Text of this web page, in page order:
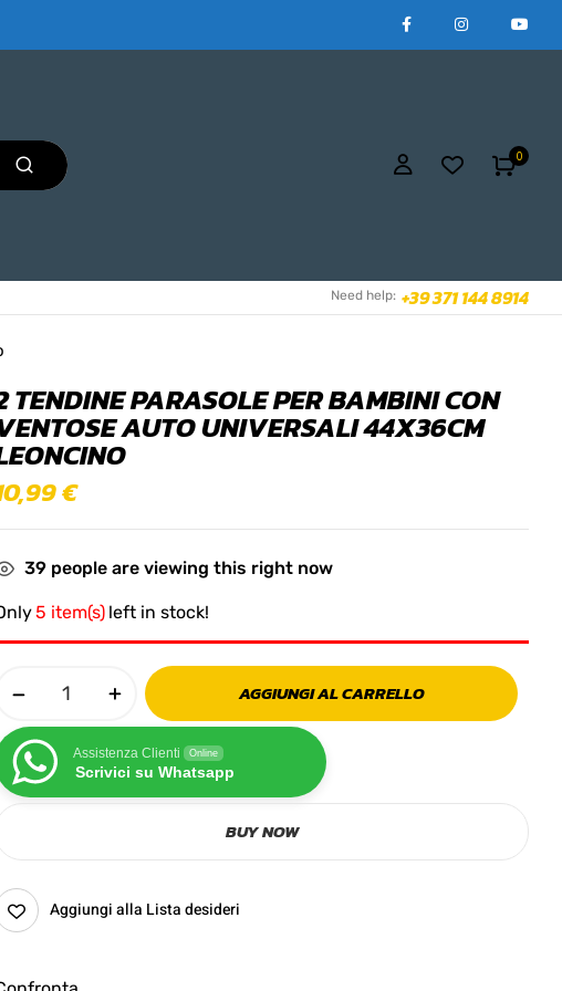
0
Need help: +39 371 144 8914
TENDINE PARASOLE PER BAMBINI CON
AUTO UNIVERSALI 44X36CM
€
39 people are viewing this right now
5 item(s) left in stock!
AGGIUNGI AL CARRELLO
Assistenza Clienti Online
Scrivici su Whatsapp
BUY NOW
Aggiungi alla Lista desideri